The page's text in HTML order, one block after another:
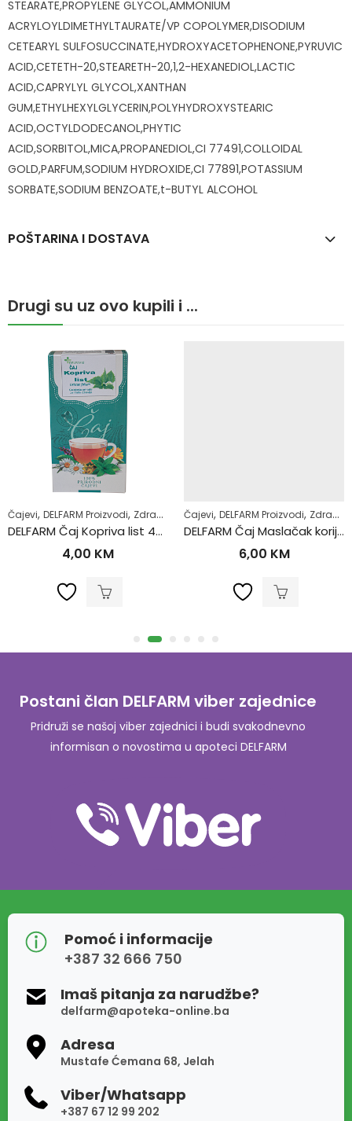
STEARATE,PROPYLENE GLYCOL,AMMONIUM
ACRYLOYLDIMETHYLTAURATE/VP COPOLYMER,DISODIUM
CETEARYL SULFOSUCCINATE,HYDROXYACETOPHENONE,PYRUVIC
ACID,CETETH-20,STEARETH-20,1,2-HEXANEDIOL,LACTIC
ACID,CAPRYLYL GLYCOL,XANTHAN
GUM,ETHYLHEXYLGLYCERIN,POLYHYDROXYSTEARIC
ACID,OCTYLDODECANOL,PHYTIC
ACID,SORBITOL,MICA,PROPANEDIOL,CI 77491,COLLOIDAL
GOLD,PARFUM,SODIUM HYDROXIDE,CI 77891,POTASSIUM
SORBATE,SODIUM BENZOATE,t-BUTYL ALCOHOL
POŠTARINA I DOSTAVA
Drugi su uz ovo kupili i ...
Žensko zdravlje
Čajevi, DELFARM Proizvodi, Zdrav život
DELFARM Čaj Kopriva list 40g
4,00 KM
Čajevi, DELFARM Proizvodi, Zdrav život
DELFARM Čaj Maslačak korijen 50g
6,00 KM
Postani član DELFARM viber zajednice
Pridruži se našoj viber zajednici i budi svakodnevno
informisan o novostima u apoteci DELFARM
Pomoć i informacije
+387 32 666 750
Imaš pitanja za narudžbe?
delfarm@apoteka-online.ba
Adresa
Mustafe Ćemana 68, Jelah
Viber/Whatsapp
+387 67 12 99 202